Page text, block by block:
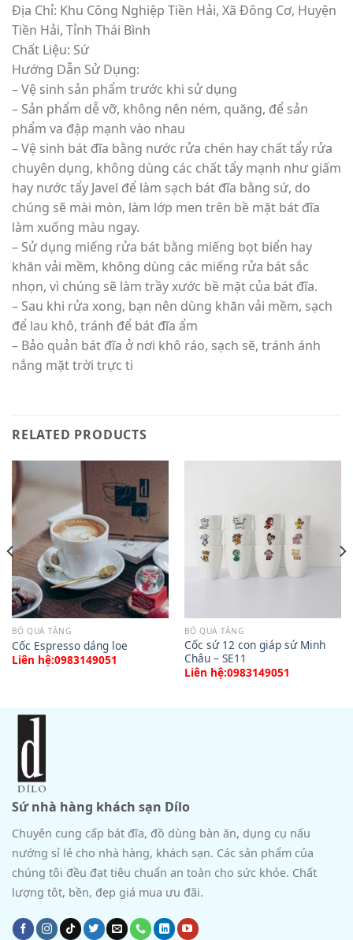
Địa Chỉ: Khu Công Nghiệp Tiền Hải, Xã Đông Cơ, Huyện
Tiền Hải, Tỉnh Thái Bình
Chất Liệu: Sứ
Hướng Dẫn Sử Dụng:
– Vệ sinh sản phẩm trước khi sử dụng
– Sản phẩm dễ vỡ, không nên ném, quăng, để sản
phẩm va đập mạnh vào nhau
– Vệ sinh bát đĩa bằng nước rửa chén hay chất tẩy rửa
chuyên dụng, không dùng các chất tẩy mạnh như giấm
hay nước tẩy Javel để làm sạch bát đĩa bằng sứ, do
chúng sẽ mài mòn, làm lớp men trên bề mặt bát đĩa
làm xuống màu ngay.
– Sử dụng miếng rửa bát bằng miếng bọt biển hay
khăn vải mềm, không dùng các miếng rửa bát sắc
nhọn, vì chúng sẽ làm trầy xước bề mặt của bát đĩa.
– Sau khi rửa xong, bạn nên dùng khăn vải mềm, sạch
để lau khô, tránh để bát đĩa ẩm
– Bảo quản bát đĩa ở nơi khô ráo, sạch sẽ, tránh ánh
nắng mặt trời trực ti
RELATED PRODUCTS
BỘ QUÀ TẶNG
Cốc Espresso dáng loe
Liên hệ:0983149051
BỘ QUÀ TẶNG
Cốc sứ 12 con giáp sứ Minh
Châu – SE11
Liên hệ:0983149051
Sứ nhà hàng khách sạn Dílo
Chuyên cung cấp bát đĩa, đồ dùng bàn ăn, dụng cụ nấu
nướng sỉ lẻ cho nhà hàng, khách sạn. Các sản phẩm của
chúng tôi đều đạt tiêu chuẩn an toàn cho sức khỏe. Chất
lượng tôt, bền, đẹp giá mua ưu đãi.